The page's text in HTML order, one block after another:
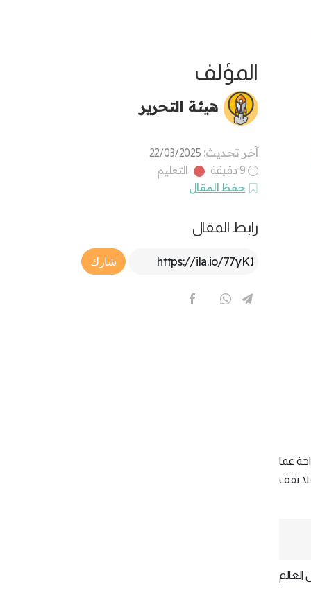
عما
تقف
المؤلف
هيئة التحرير
آخر تحديث: 22/03/2025
9 دقيقة
التعليم
حفظ المقال
رابط المقال
Article Link
شارك